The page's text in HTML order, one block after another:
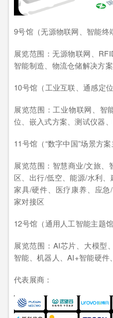
9号馆（无源物联网、智能终
展览范围：无源物联网、
智能制造、物流仓储解决方案
10号馆（工业互联、通感定位
展览范围：工业物联网、智
位、嵌入式方案、测试仪器
11号馆（“数字中国”场景方案
展览范围：智慧商业/文旅、
区、出行/低空、能源/水利、
家具/硬件、医疗康养、应
家对接区
12号馆（通用人工智能主题馆
展览范围：AI芯片、大模型
智能、机器人、AI+智能硬件
代表展商：